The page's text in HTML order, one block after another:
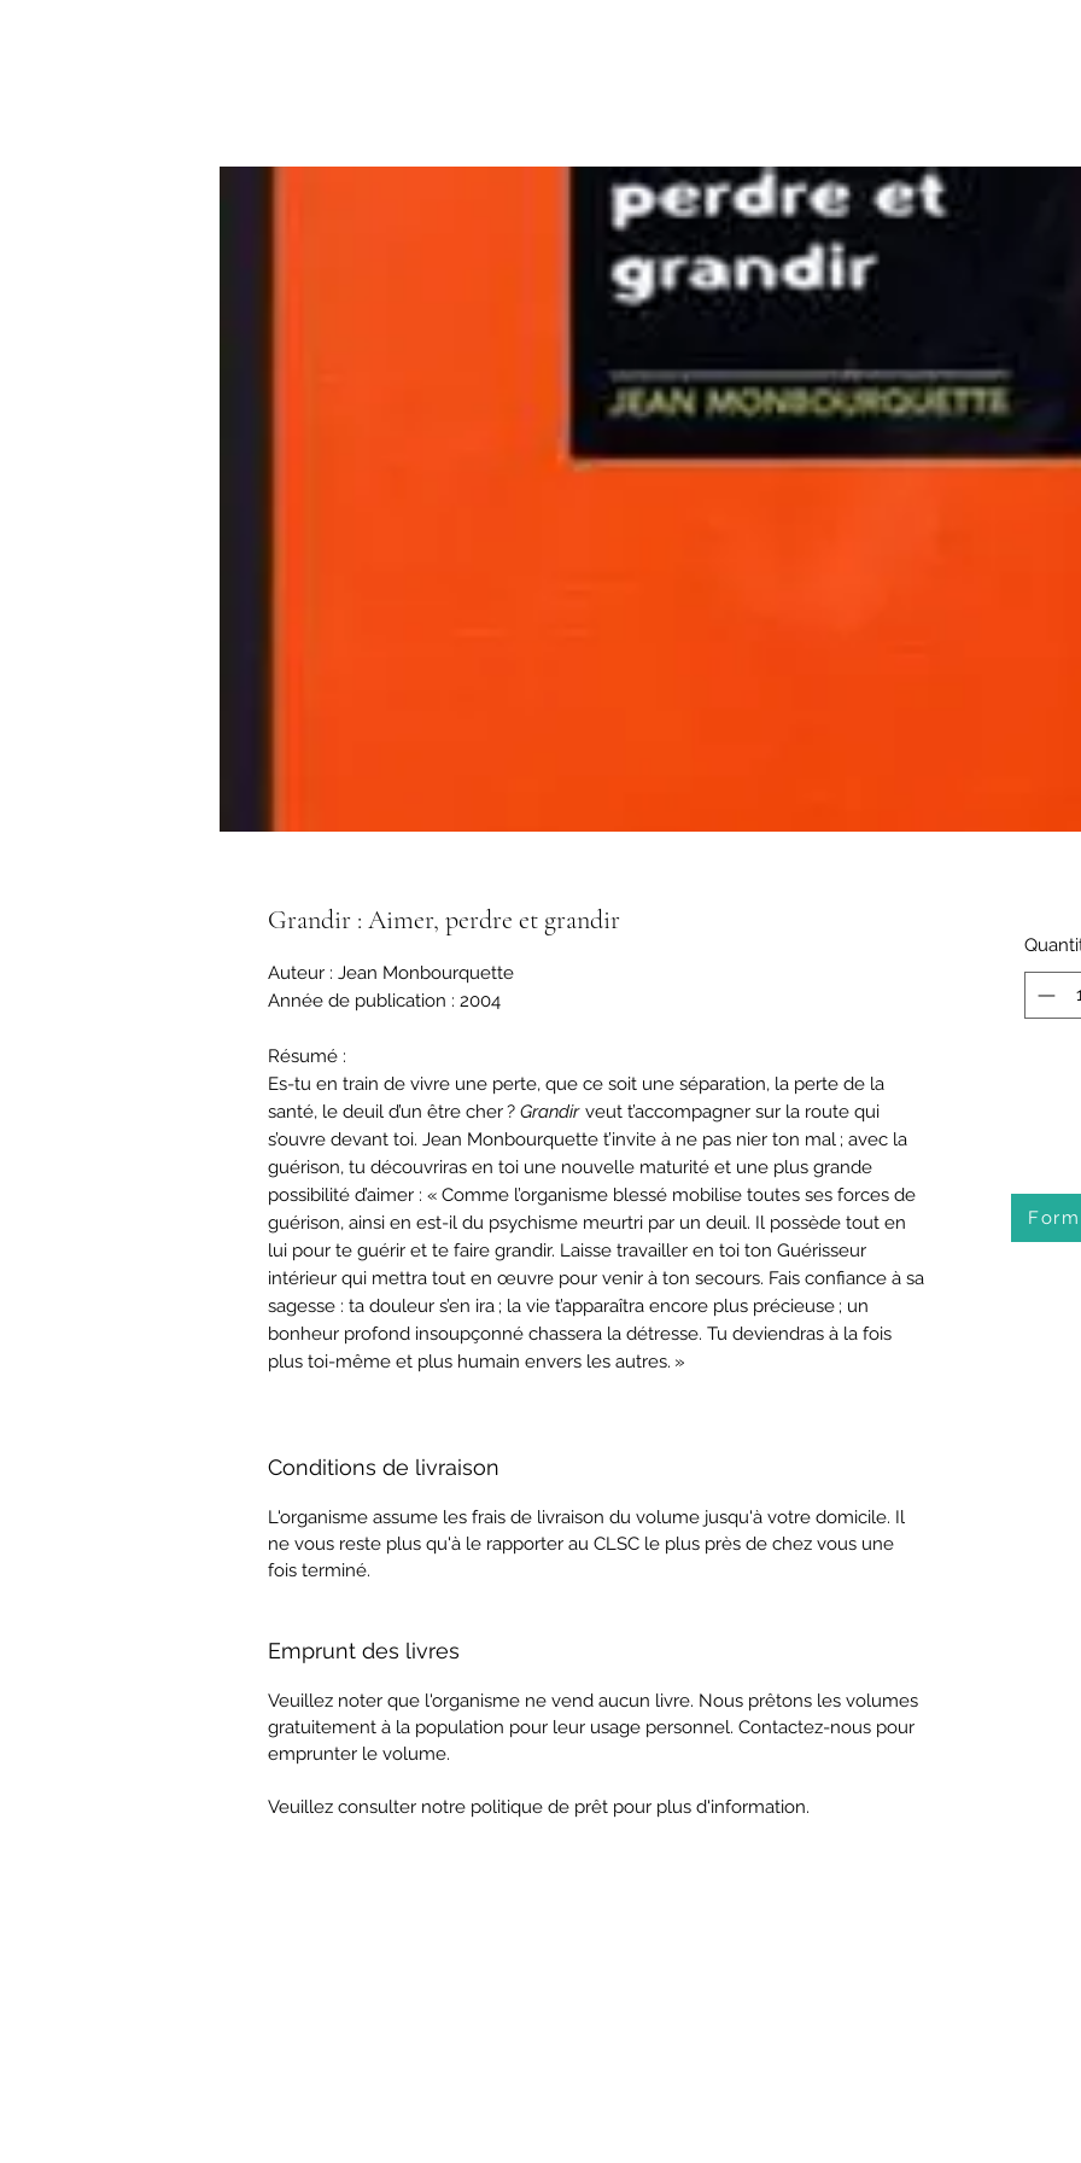
Grandir : Aimer, perdre et grandir
Auteur : Jean Monbourquette
Année de publication : 2004
Résumé :
Es-tu en train de vivre une perte, que ce soit une séparation, la perte de la
santé, le deuil d’un être cher ? Grandir veut t’accompagner sur la route qui
s’ouvre devant toi. Jean Monbourquette t’invite à ne pas nier ton mal ; avec la
guérison, tu découvriras en toi une nouvelle maturité et une plus grande
possibilité d’aimer : « Comme l’organisme blessé mobilise toutes ses forces de
guérison, ainsi en est-il du psychisme meurtri par un deuil. Il possède tout en
lui pour te guérir et te faire grandir. Laisse travailler en toi ton Guérisseur
intérieur qui mettra tout en œuvre pour venir à ton secours. Fais confiance à sa
sagesse : ta douleur s’en ira ; la vie t’apparaîtra encore plus précieuse ; un
bonheur profond insoupçonné chassera la détresse. Tu deviendras à la fois
plus toi-même et plus humain envers les autres. »
Conditions de livraison
L'organisme assume les frais de livraison du volume jusqu'à votre domicile. Il
ne vous reste plus qu'à le rapporter au CLSC le plus près de chez vous une
fois terminé.
Emprunt des livres
Veuillez noter que l'organisme ne vend aucun livre. Nous prêtons les volumes
gratuitement à la population pour leur usage personnel. Contactez-nous pour
emprunter le volume.
Veuillez consulter notre politique de prêt pour plus d'information.